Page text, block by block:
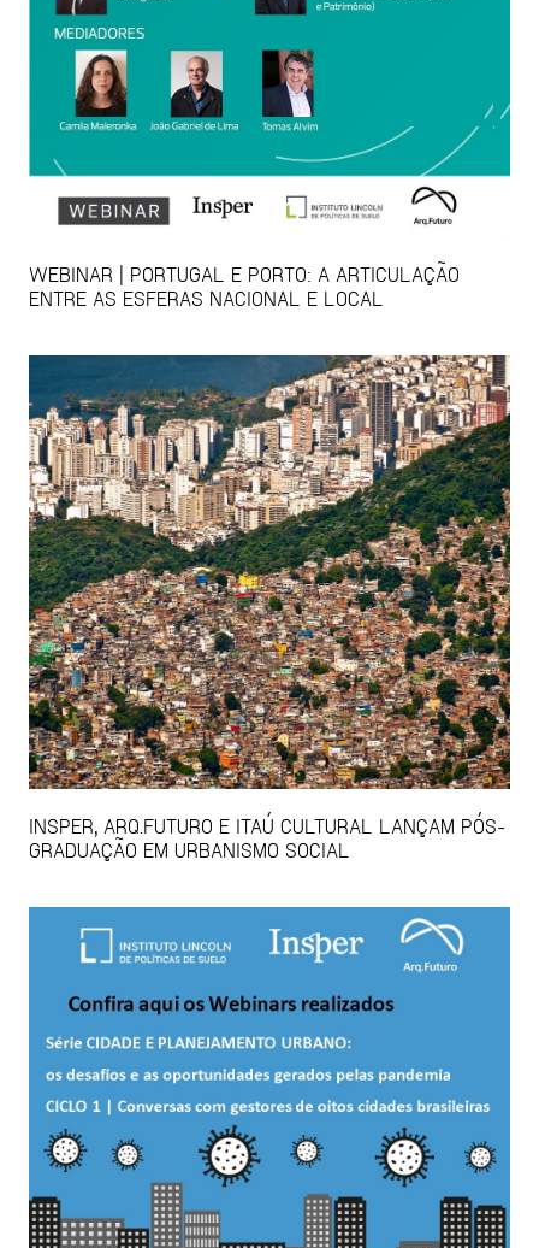
WEBINAR | PORTUGAL E PORTO: A ARTICULAÇÃO
ENTRE AS ESFERAS NACIONAL E LOCAL
INSPER, ARQ.FUTURO E ITAÚ CULTURAL LANÇAM PÓS-
GRADUAÇÃO EM URBANISMO SOCIAL